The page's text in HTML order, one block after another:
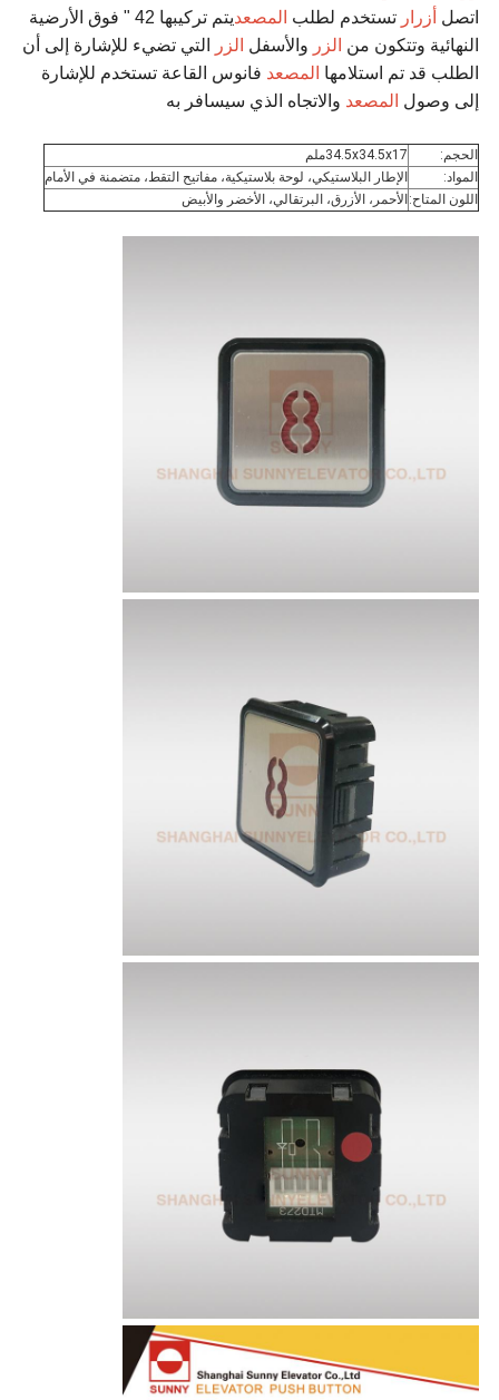
اتصل أزرار تستخدم لطلب المصعد
يتم تركيبها 42 " فوق الأرضية
النهائية وتتكون من الزر والأسفل الزر
التي تضيء للإشارة إلى أن
الطلب قد تم استلامها المصعد فانوس القاعة تستخدم للإشارة
إلى وصول المصعد والاتجاه الذي سيسافر به
الحجم:
34.5x34.5x17ملم
المواد:
الإطار البلاستيكي، لوحة بلاستيكية، مفاتيح التقط، متضمنة في الأمام
اللون المتاح: الأحمر، الأزرق، البرتقالي، الأخضر والأبيض